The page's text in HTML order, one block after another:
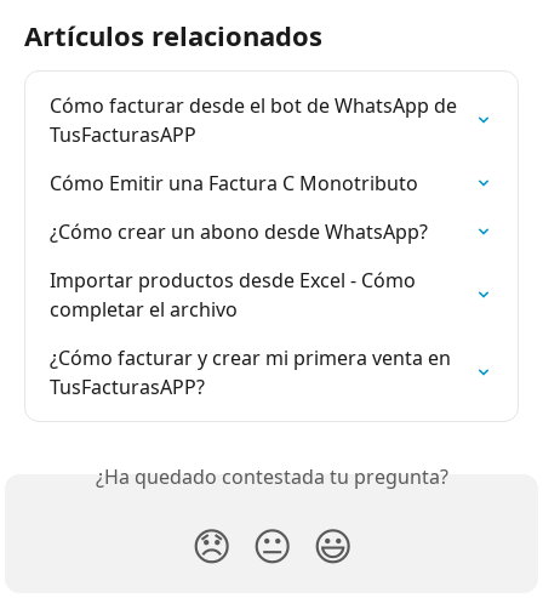
Artículos relacionados
Cómo facturar desde el bot de WhatsApp de
TusFacturasAPP
Cómo Emitir una Factura C Monotributo
¿Cómo crear un abono desde WhatsApp?
Importar productos desde Excel - Cómo
completar el archivo
¿Cómo facturar y crear mi primera venta en
TusFacturasAPP?
¿Ha quedado contestada tu pregunta?
😞 😐 😃